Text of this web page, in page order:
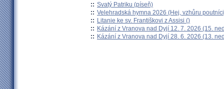
:: Svatý Patriku (píseň)
:: Velehradská hymna 2026 (Hej, vzhůru
:: Litanie ke sv. Františkovi z Assisi ()
:: Kázání z Vranova nad Dyjí 12. 7. 2026 (15.
:: Kázání z Vranova nad Dyjí 28. 6. 2026 (13.